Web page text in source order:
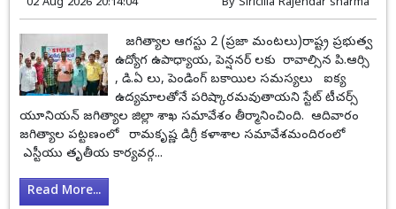
జగిత్యాల ఆగస్టు 2 (ప్రజా మంటలు)రాష్ట్ర ప్రభుత్వ
ఉద్యోగ ఉపాధ్యాయ, పెన్షనర్ లకు రావాల్సిన పి.ఆర్సి
, డి.ఏ లు, పెండింగ్ బకాయిల సమస్యలు ఐక్య
ఉద్యమాలతోనే పరిష్కారమవుతాయని స్టేట్ టీచర్స్
యూనియన్ జగిత్యాల జిల్లా శాఖ సమావేశం తీర్మానించింది. ఆదివారం
జగిత్యాల పట్టణంలో రామకృష్ణ డిగ్రీ కళాశాల సమావేశమందిరంలో
ఎస్టీయు తృతీయ కార్యవర్గ...
Read More...